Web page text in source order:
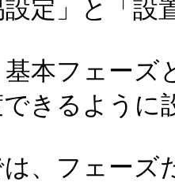
定」と「設
本フェー
きるように
、フェーズ